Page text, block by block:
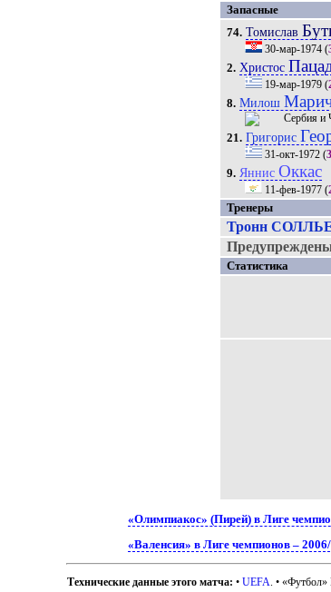
Запасные
74. Томислав
30-мар-1974 (
2. Христос
19-мар-1979 (
8. Милош
21. Григорис
31-окт-1972 (
9. ЯннисОккас
11-фев-1977 (
Тренеры
Тронн
Статистика
«Олимпиакос» (Пирей) в Лиге
«Валенсия» в Лиге чемпионов –
Технические данные этого матча: •UEFA. •